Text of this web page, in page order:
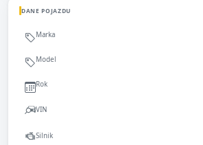
DANE POJAZDU
Marka
Model
Rok
VIN
Silnik